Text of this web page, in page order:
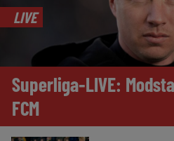
LIVE
Superliga-LIVE:
FCM